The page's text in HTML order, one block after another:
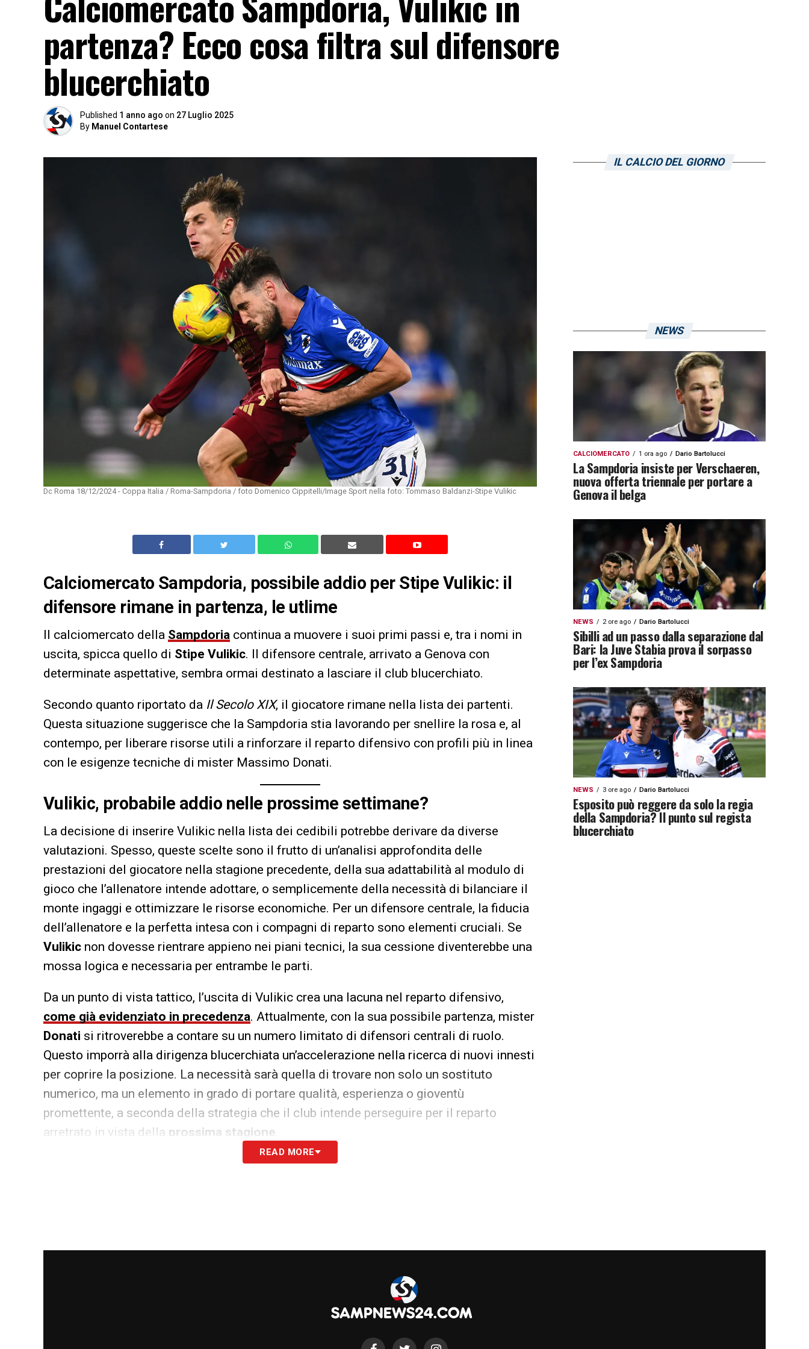
partenza? Ecco cosa filtra sul difensore
blucerchiato
Published 1 anno ago on 27 Luglio 2025
By Manuel Contartese
Dc Roma 18/12/2024 - Coppa Italia / Roma-Sampdoria / foto Domenico Cippitelli/Image Sport nella foto: Tommaso Baldanzi-Stipe Vulikic
Calciomercato Sampdoria, possibile addio per Stipe Vulikic: il
difensore rimane in partenza, le utlime
Il calciomercato della Sampdoria continua a muovere i suoi primi passi e, tra i nomi in
uscita, spicca quello di Stipe Vulikic. Il difensore centrale, arrivato a Genova con
determinate aspettative, sembra ormai destinato a lasciare il club blucerchiato.
Secondo quanto riportato da Il Secolo XIX, il giocatore rimane nella lista dei partenti.
Questa situazione suggerisce che la Sampdoria stia lavorando per snellire la rosa e, al
contempo, per liberare risorse utili a rinforzare il reparto difensivo con profili più in linea
con le esigenze tecniche di mister Massimo Donati.
Vulikic, probabile addio nelle prossime settimane?
La decisione di inserire Vulikic nella lista dei cedibili potrebbe derivare da diverse
valutazioni. Spesso, queste scelte sono il frutto di un’analisi approfondita delle
prestazioni del giocatore nella stagione precedente, della sua adattabilità al modulo di
gioco che l’allenatore intende adottare, o semplicemente della necessità di bilanciare il
monte ingaggi e ottimizzare le risorse economiche. Per un difensore centrale, la fiducia
dell’allenatore e la perfetta intesa con i compagni di reparto sono elementi cruciali. Se
Vulikic non dovesse rientrare appieno nei piani tecnici, la sua cessione diventerebbe una
mossa logica e necessaria per entrambe le parti.
Da un punto di vista tattico, l’uscita di Vulikic crea una lacuna nel reparto difensivo,
come già evidenziato in precedenza. Attualmente, con la sua possibile partenza, mister
Donati si ritroverebbe a contare su un numero limitato di difensori centrali di ruolo.
Questo imporrà alla dirigenza blucerchiata un’accelerazione nella ricerca di nuovi innesti
per coprire la posizione. La necessità sarà quella di trovare non solo un sostituto
numerico, ma un elemento in grado di portare qualità, esperienza o gioventù
promettente, a seconda della strategia che il club intende perseguire per il reparto
arretrato in vista della prossima stagione
READ MORE
IL CALCIO DEL GIORNO
NEWS
CALCIOMERCATO 1 ora ago Dario Bartolucci
La Sampdoria insiste per Verschaeren,
nuova offerta triennale per portare a
Genova il belga
NEWS 2 ore ago Dario Bartolucci
Sibilli ad un passo dalla separazione dal
Bari: la Juve Stabia prova il sorpasso
per l’ex Sampdoria
NEWS 3 ore ago Dario Bartolucci
Esposito può reggere da solo la regia
della Sampdoria? Il punto sul regista
blucerchiato